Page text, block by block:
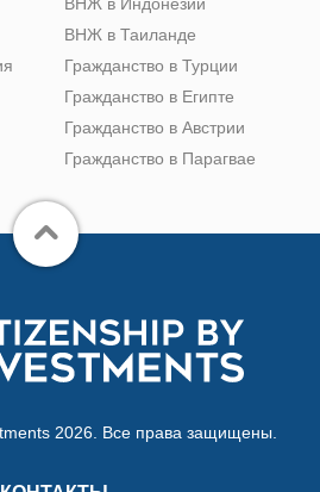
ВНЖ в Таиланде
Гражданство в Турции
Гражданство в Египте
Гражданство в Австрии
Гражданство в Парагвае
2026. Все права защищены.